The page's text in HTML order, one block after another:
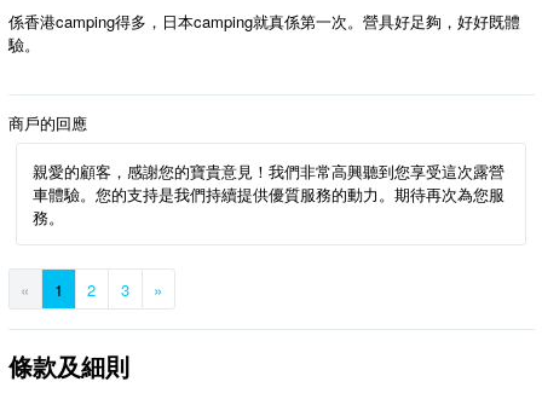
係香港camping得多，日本camping就真係第一次。營具好足夠，好好既體
驗。
商戶的回應
親愛的顧客，感謝您的寶貴意見！我們非常高興聽到您享受這次露營
車體驗。您的支持是我們持續提供優質服務的動力。期待再次為您服
務。
« 1 2 3 »
條款及細則